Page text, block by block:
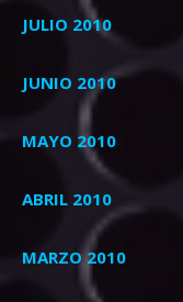
JULIO 2010
JUNIO 2010
MAYO 2010
ABRIL 2010
MARZO 2010